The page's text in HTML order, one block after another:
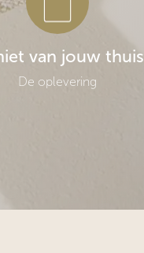
van jouw thuis
De oplevering